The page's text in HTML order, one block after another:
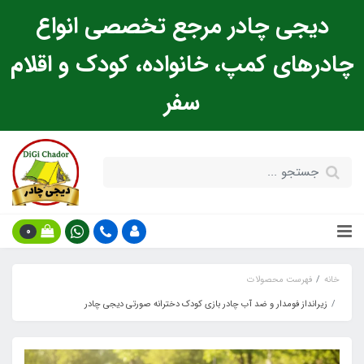
دیجی چادر مرجع تخصصی انواع
چادرهای کمپ، خانواده، کودک و اقلام
سفر
0
خانه
فهرست محصولات
زیرانداز فومدار و ضد آب چادر بازی کودک دخترانه صورتی دیجی چادر